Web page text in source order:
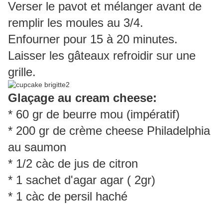
Verser le pavot et mélanger avant de
remplir les moules au 3/4.
Enfourner pour 15 à 20 minutes.
Laisser les gâteaux refroidir sur une
grille.
Glaçage au cream cheese:
* 60 gr de beurre mou (impératif)
* 200 gr de crème cheese Philadelphia
au saumon
* 1/2 càc de jus de citron
* 1 sachet d'agar agar ( 2gr)
* 1 càc de persil haché